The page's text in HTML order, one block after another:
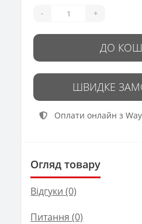
- +
ДО
ШВИДКЕ
Оплати онлайн з
Огляд товару
Відгуки (0)
Питання (0)